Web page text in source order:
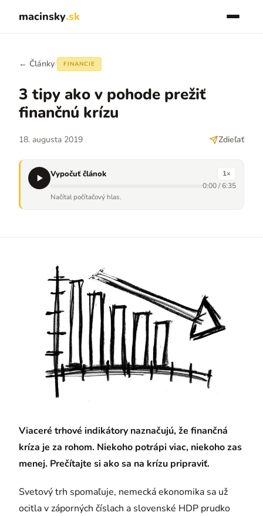
macinsky.sk
← Články/ FINANCIE
3 tipy ako v pohode prežiť
finančnú krízu
18. augusta 2019 Zdieľať
Vypočuť článok 1×
0:00/6:35
Načítal počítačový hlas.
Viaceré trhové indikátory naznačujú, že finančná
kríza je za rohom. Niekoho potrápi viac, niekoho zas
menej. Prečítajte si ako sa na krízu pripraviť.
Svetový trh spomaľuje, nemecká ekonomika sa už
ocitla v záporných číslach a slovenské HDP prudko